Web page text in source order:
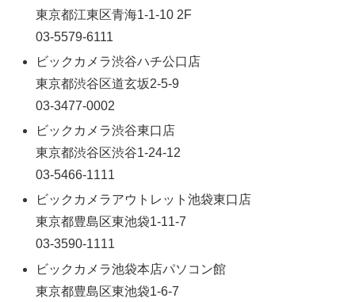
東京都江東区青海1-1-10 2F
03-5579-6111
ビックカメラ渋谷ハチ公口店
東京都渋谷区道玄坂2-5-9
03-3477-0002
ビックカメラ渋谷東口店
東京都渋谷区渋谷1-24-12
03-5466-1111
ビックカメラアウトレット池袋東口店
東京都豊島区東池袋1-11-7
03-3590-1111
ビックカメラ池袋本店パソコン館
東京都豊島区東池袋1-6-7